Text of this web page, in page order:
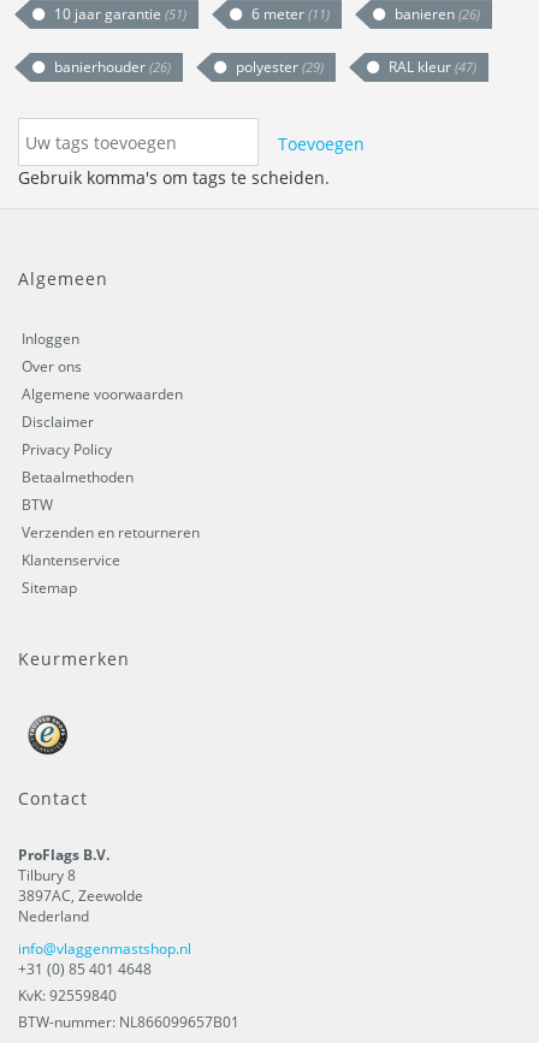
10 jaar garantie (51) 6 meter (11) banieren (26)
banierhouder (26) polyester (29) RAL kleur (47)
Toevoegen
Gebruik komma's om tags te scheiden.
Algemeen
Inloggen
Over ons
Algemene voorwaarden
Disclaimer
Privacy Policy
Betaalmethoden
BTW
Verzenden en retourneren
Klantenservice
Sitemap
Keurmerken
Contact
ProFlags B.V.
Tilbury 8
3897AC, Zeewolde
Nederland
info@vlaggenmastshop.nl
+31 (0) 85 401 4648
KvK: 92559840
BTW-nummer: NL866099657B01